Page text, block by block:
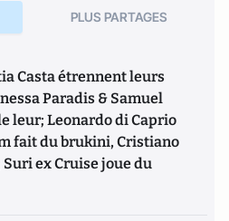
PLUS PARTAGES
Casta étrennent leurs
Paradis & Samuel
leur; Leonardo di Caprio
fait du brukini, Cristiano
ex Cruise joue du